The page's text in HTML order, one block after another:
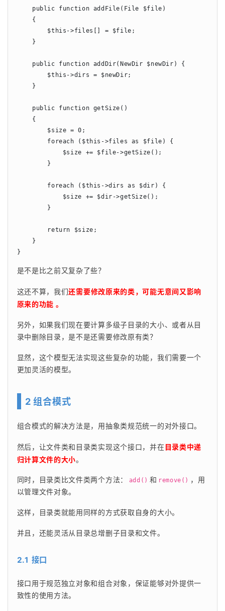
    public function addFile(File $file)
    {
        $this->files[] = $file;
    }
    public function addDir(NewDir $newDir) {
        $this->dirs = $newDir;
    }
    public function getSize()
    {
        $size = 0;
        foreach ($this->files as $file) {
            $size += $file->getSize();
        }
        foreach ($this->dirs as $dir) {
            $size += $dir->getSize();
        }
        return $size;
    }
}
是不是比之前又复杂了些？
这还不算，我们还需要修改原来的类，可能无意间又影响
原来的功能 。
另外，如果我们现在要计算多级子目录的大小、或者从目
录中删除目录，是不是还需要修改原有类？
显然，这个模型无法实现这些复杂的功能，我们需要一个
更加灵活的模型。
2 组合模式
组合模式的解决方法是，用抽象类规范统一的对外接口。
然后，让文件类和目录类实现这个接口，并在目录类中递
归计算文件的大小。
同时，目录类比文件类两个方法： add() 和 remove() ，用
以管理文件对象。
这样，目录类就能用同样的方式获取自身的大小。
并且，还能灵活从目录总增删子目录和文件。
2.1 接口
接口用于规范独立对象和组合对象，保证能够对外提供一
致性的使用方法。